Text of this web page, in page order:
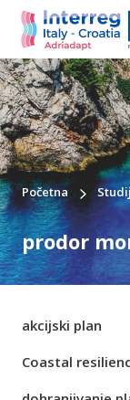
Početna
prodor
akcijski plan
Coastal